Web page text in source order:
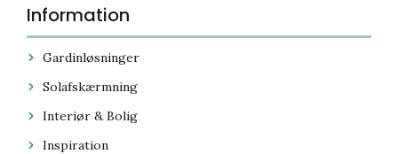
Information
Gardinløsninger
Solafskærmning
Interiør & Bolig
Inspiration